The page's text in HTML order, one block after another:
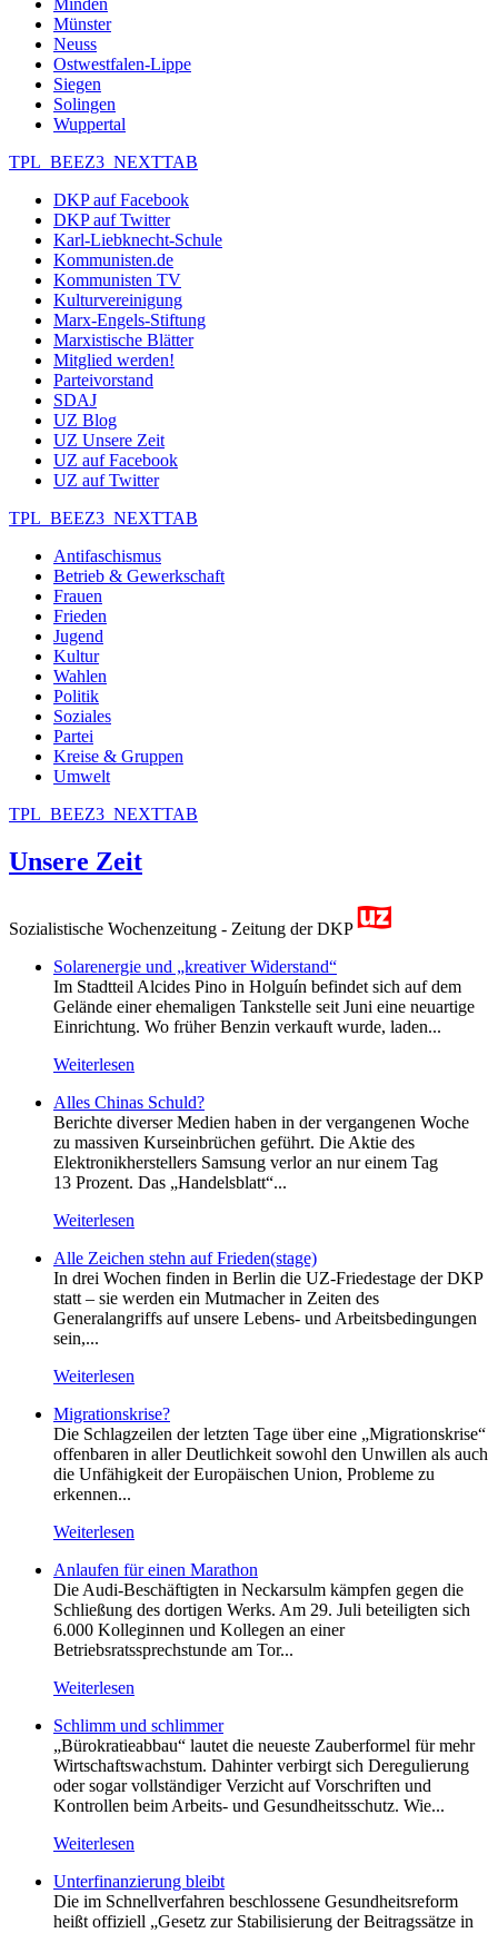
Münster
Neuss
Ostwestfalen-Lippe
Siegen
Solingen
Wuppertal
TPL_BEEZ3_NEXTTAB
DKP auf Facebook
DKP auf Twitter
Karl-Liebknecht-Schule
Kommunisten.de
Kommunisten TV
Kulturvereinigung
Marx-Engels-Stiftung
Marxistische Blätter
Mitglied werden!
Parteivorstand
SDAJ
UZ Blog
UZ Unsere Zeit
UZ auf Facebook
UZ auf Twitter
TPL_BEEZ3_NEXTTAB
Antifaschismus
Betrieb & Gewerkschaft
Frauen
Frieden
Jugend
Kultur
Wahlen
Politik
Soziales
Partei
Kreise & Gruppen
Umwelt
TPL_BEEZ3_NEXTTAB
Unsere Zeit
Sozialistische Wochenzeitung - Zeitung der DKP
Solarenergie und „kreativer Widerstand“
Im Stadtteil Alcides Pino in Holguín befindet sich auf dem
Gelände einer ehemaligen Tankstelle seit Juni eine neuartige
Einrichtung. Wo früher Benzin verkauft wurde, laden...
Weiterlesen
Alles Chinas Schuld?
Berichte diverser Medien haben in der vergangenen Woche
zu massiven Kurseinbrüchen geführt. Die Aktie des
Elektronikherstellers Samsung verlor an nur einem Tag
13 Prozent. Das „Handelsblatt“...
Weiterlesen
Alle Zeichen stehn auf Frieden(stage)
In drei Wochen finden in Berlin die UZ-Friedestage der DKP
statt – sie werden ein Mutmacher in Zeiten des
Generalangriffs auf unsere Lebens- und Arbeitsbedingungen
sein,...
Weiterlesen
Migrationskrise?
Die Schlagzeilen der letzten Tage über eine „Migrationskrise“
offenbaren in aller Deutlichkeit sowohl den Unwillen als auch
die Unfähigkeit der Europäischen Union, Probleme zu
erkennen...
Weiterlesen
Anlaufen für einen Marathon
Die Audi-Beschäftigten in Neckarsulm kämpfen gegen die
Schließung des dortigen Werks. Am 29. Juli beteiligten sich
6.000 Kolleginnen und Kollegen an einer
Betriebsratssprechstunde am Tor...
Weiterlesen
Schlimm und schlimmer
„Bürokratieabbau“ lautet die neueste Zauberformel für mehr
Wirtschaftswachstum. Dahinter verbirgt sich Deregulierung
oder sogar vollständiger Verzicht auf Vorschriften und
Kontrollen beim Arbeits- und Gesundheitsschutz. Wie...
Weiterlesen
Unterfinanzierung bleibt
Die im Schnellverfahren beschlossene Gesundheitsreform
heißt offiziell „Gesetz zur Stabilisierung der Beitragssätze in